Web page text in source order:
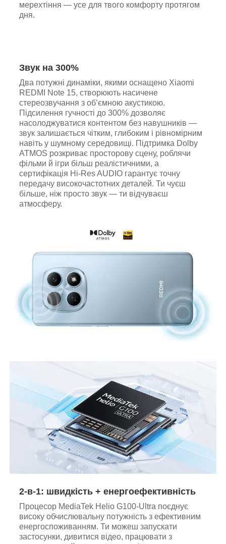
мерехтіння — усе для твого комфорту протягом
дня.
Звук на 300%
Два потужні динаміки, якими оснащено Xiaomi
REDMI Note 15, створюють насичене
стереозвучання з об’ємною акустикою.
Підсилення гучності до 300% дозволяє
насолоджуватися контентом без навушників —
звук залишається чітким, глибоким і рівномірним
навіть у шумному середовищі. Підтримка Dolby
ATMOS розкриває просторову сцену, роблячи
фільми й ігри більш реалістичними, а
сертифікація Hi-Res AUDIO гарантує точну
передачу високочастотних деталей. Ти чуєш
більше, ніж просто звук — ти відчуваєш
атмосферу.
2-в-1: швидкість + енергоефективність
Процесор MediaTek Helio G100-Ultra поєднує
високу обчислювальну потужність з ефективним
енергоспоживанням. Ти можеш запускати
застосунки, дивитися відео, працювати з